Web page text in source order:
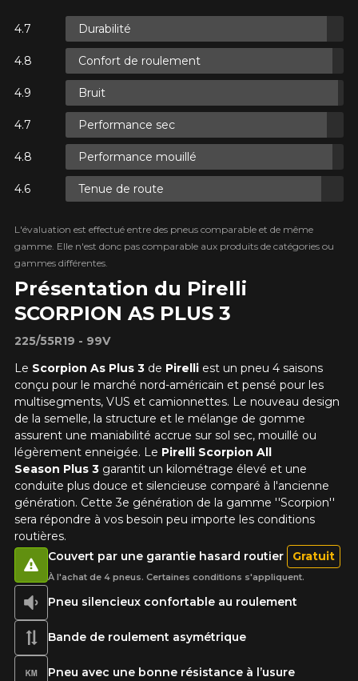
Présentation du Pirelli
SCORPION AS PLUS 3
225/55R19 - 99V
Le Scorpion As Plus 3de Pirelliest un pneu 4 saisons
conçu pour le marché nord-américain et pensé pour les
multisegments, VUS et camionnettes. Le nouveau design
de la semelle, la structure et le mélange de gomme
assurent une maniabilité accrue sur sol sec, mouillé ou
légèrement enneigée. Le Pirelli Scorpion All
Season Plus 3 garantit un kilométrage élevé et une
conduite plus douce et silencieuse comparé à l'ancienne
génération. Cette 3e génération de la gamme ''Scorpion''
sera répondre à vos besoin peu importe les conditions
routières.
Durabilité
Confort de roulement
Bruit
Performance sec
Performance mouillé
Tenue de route
L'évaluation est effectué entre des pneus comparable et de même
gamme. Elle n'est donc pas comparable aux produits de catégories ou
gammes différentes.
Pneu silencieux confortable au roulement
Bande de roulement asymétrique
Pneu avec une bonne résistance à l’usure
Couvert par une garantie hasard routier Gratuit
À l'achat de 4 pneus. Certaines conditions s'appliquent.